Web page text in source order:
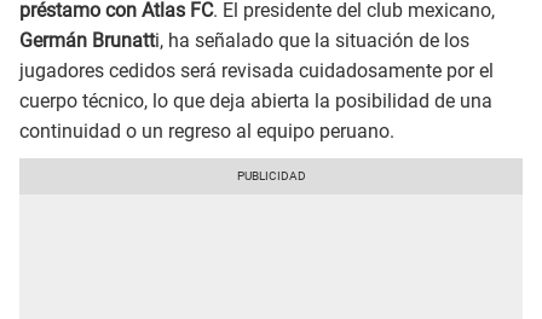
préstamo con Atlas FC. El presidente del club mexicano,
Germán Brunatti, ha señalado que la situación de los
jugadores cedidos será revisada cuidadosamente por el
cuerpo técnico, lo que deja abierta la posibilidad de una
continuidad o un regreso al equipo peruano.